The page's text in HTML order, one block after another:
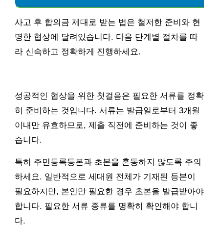
사고 후 합의금 제대로 받는 법은 철저한 준비와 현
명한 협상에 달려있습니다. 다음 단계별 절차를 따
라 신속하고 정확하게 진행하세요.
성공적인 협상을 위한 첫걸음은 필요한 서류를 정확
히 준비하는 것입니다. 서류는 발급일로부터 3개월
이내만 유효하므로, 제출 직전에 준비하는 것이 좋
습니다.
특히 주민등록등본과 초본을 혼동하지 않도록 주의
하세요. 일반적으로 세대원 전체가 기재된 등본이
필요하지만, 본인만 필요한 경우 초본을 발급받아야
합니다. 필요한 서류 종류를 명확히 확인해야 합니
다.